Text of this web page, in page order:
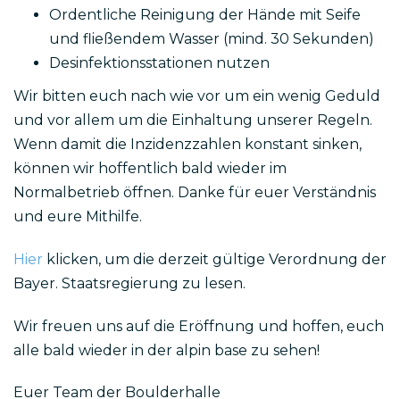
Ordentliche Reinigung der Hände mit Seife
und fließendem Wasser (mind. 30 Sekunden)
Desinfektionsstationen nutzen
Wir bitten euch nach wie vor um ein wenig Geduld
und vor allem um die Einhaltung unserer Regeln.
Wenn damit die Inzidenzzahlen konstant sinken,
können wir hoffentlich bald wieder im
Normalbetrieb öffnen. Danke für euer Verständnis
und eure Mithilfe.
Hier klicken, um die derzeit gültige Verordnung der
Bayer. Staatsregierung zu lesen.
Wir freuen uns auf die Eröffnung und hoffen, euch
alle bald wieder in der alpin base zu sehen!
Euer Team der Boulderhalle